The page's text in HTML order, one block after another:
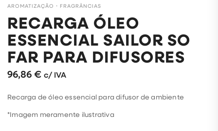
AROMATIZAÇÃO ・ FRAGRÂNCIAS
RECARGA ÓLEO
ESSENCIAL SAILOR SO
FAR PARA DIFUSORES
96,86€ c/ IVA
Recarga de óleo essencial para difusor de ambiente
*Imagem meramente ilustrativa